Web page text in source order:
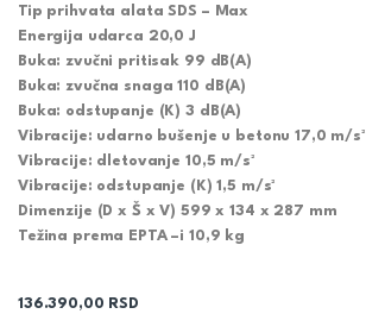
Tip prihvata alata SDS – Max
Energija udarca 20,0 J
Buka: zvučni pritisak 99 dB(A)
Buka: zvučna snaga 110 dB(A)
Buka: odstupanje (K) 3 dB(A)
Vibracije: udarno bušenje u betonu 17,0 m/s²
Vibracije: dletovanje 10,5 m/s²
Vibracije: odstupanje (K) 1,5 m/s²
Dimenzije (D x Š x V) 599 x 134 x 287 mm
Težina prema EPTA –i 10,9 kg
136.390,00 RSD